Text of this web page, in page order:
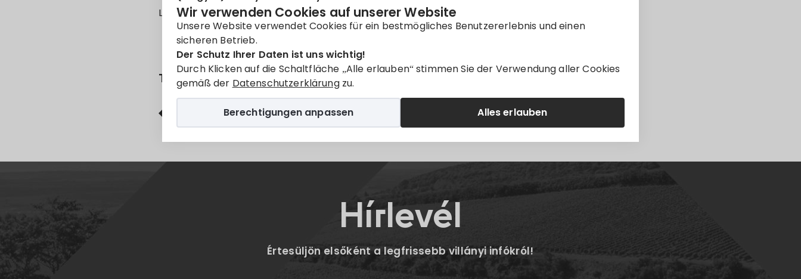
Wir verwenden Cookies auf unserer Website
Unsere Website verwendet Cookies für ein bestmögliches Benutzererlebnis und einen
sicheren Betrieb.
Der Schutz Ihrer Daten ist uns wichtig!
Durch Klicken auf die Schaltfläche „Alle erlauben“ stimmen Sie der Verwendung aller Cookies
gemäß der Datenschutzerklärungzu.
Alles erlauben
Berechtigungen anpassen
Leider ist der Eintrag nur aufMagyarverfügbar.
Teilen
Facebook Twitter E-mail
Hírlevél
Értesüljön elsőként a legfrissebb villányi infókról!